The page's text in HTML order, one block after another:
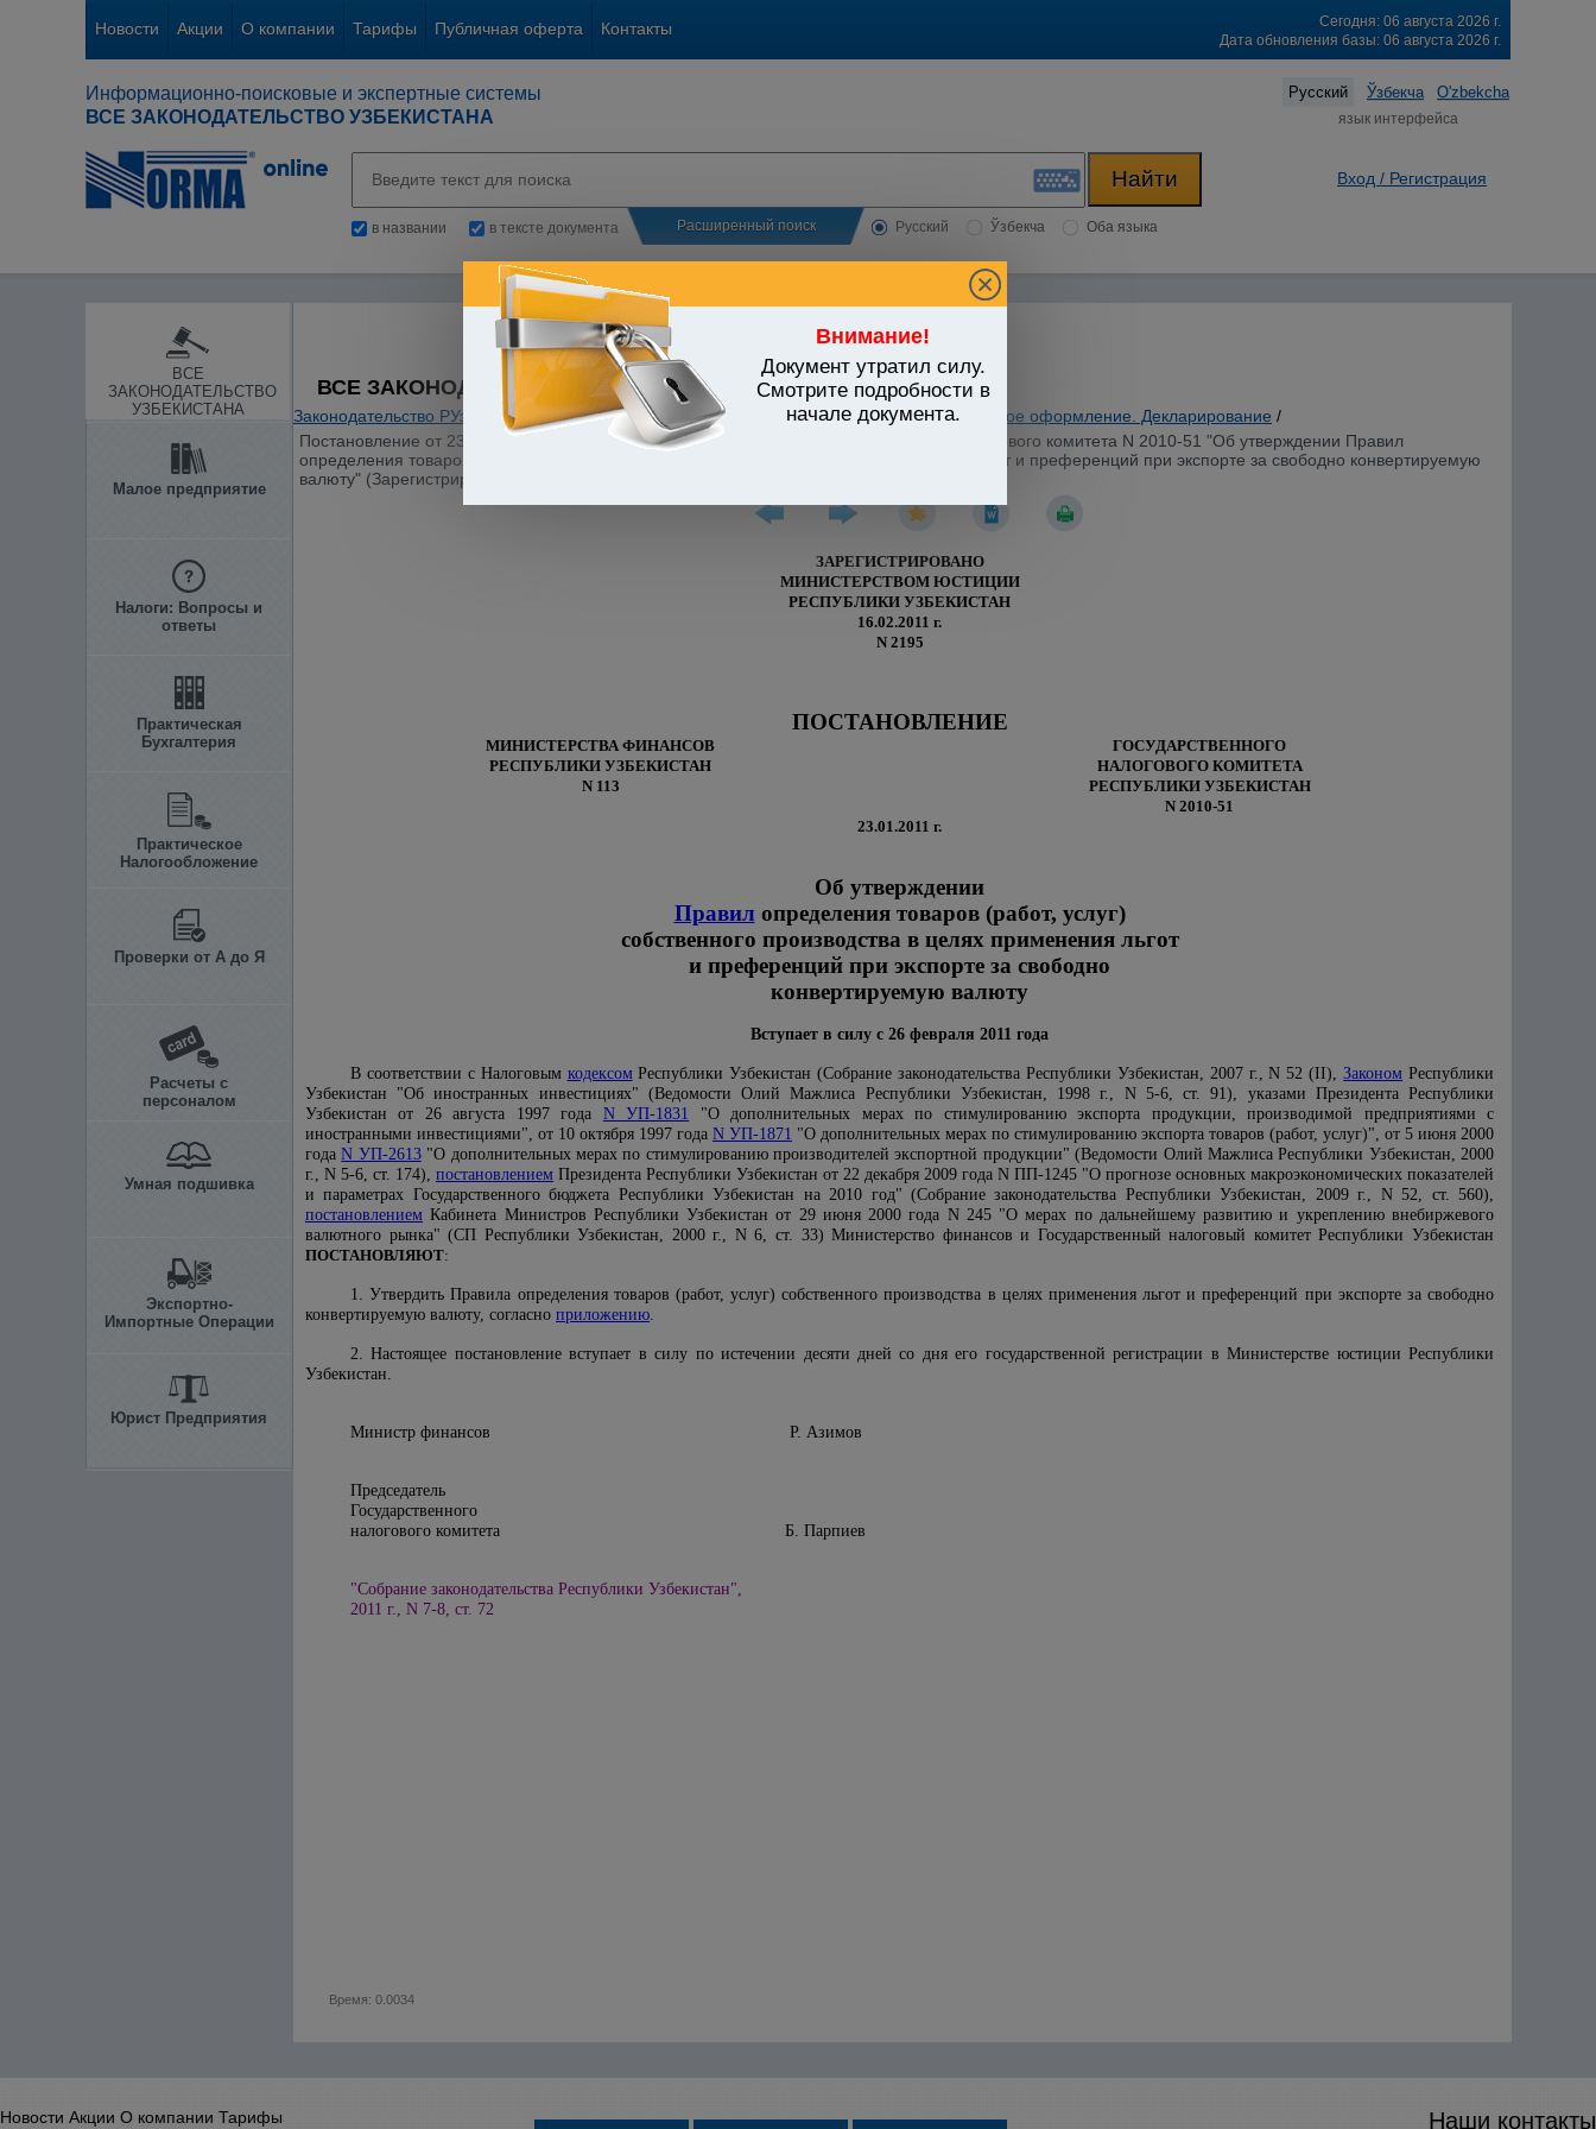
Новости Акции О компании Тарифы Публичная оферта Контакты
Сегодня: 06 августа 2026 г.
Дата обновления базы: 06 августа 2026 г.
Информационно-поисковые и экспертные системы
ВСЕ ЗАКОНОДАТЕЛЬСТВО УЗБЕКИСТАНА
Русский Ўзбекча O'zbekcha
язык интерфейса
в названии в тексте документа Расширенный поиск Русский Ўзбекча Оба языка
Вход / Регистрация
ВСЕ
ЗАКОНОДАТЕЛЬСТВО
УЗБЕКИСТАНА
Малое предприятие
Налоги: Вопросы и
ответы
Практическая
Бухгалтерия
Практическое
Налогообложение
Проверки от А до Я
Расчеты с
персоналом
Умная подшивка
Экспортно-
Импортные Операции
Юрист Предприятия
Внимание!
Документ утратил силу.
Смотрите подробности в
начале документа.
ВСЕ ЗАКОНОДАТЕЛЬСТВО УЗБЕКИСТАНА
Законодательство РУз Таможенное законодательство Утратившие силу акты / Таможенное оформление. Декларирование /
Постановление от 23.01.2011 г. Министерства финансов N 113 и Государственного налогового комитета N 2010-51 "Об утверждении Правил
определения товаров (работ, услуг) собственного производства в целях применения льгот и преференций при экспорте за свободно конвертируемую
валюту" (Зарегистрировано МЮ 16.02.2011 г. N 2195)
ЗАРЕГИСТРИРОВАНО
МИНИСТЕРСТВОМ ЮСТИЦИИ
РЕСПУБЛИКИ УЗБЕКИСТАН
16.02.2011 г.
N 2195
ПОСТАНОВЛЕНИЕ
МИНИСТЕРСТВА ФИНАНСОВ
РЕСПУБЛИКИ УЗБЕКИСТАН
N 113
ГОСУДАРСТВЕННОГО
НАЛОГОВОГО КОМИТЕТА
РЕСПУБЛИКИ УЗБЕКИСТАН
N 2010-51
23.01.2011 г.
Об утверждении
Правил определения товаров (работ, услуг)
собственного производства в целях применения льгот
и преференций при экспорте за свободно
конвертируемую валюту
Вступает в силу с 26 февраля 2011 года
В соответствии с Налоговым кодексомРеспублики Узбекистан (Собрание законодательства Республики Узбекистан, 2007 г., N 52 (II),Законом Республики
Узбекистан "Об иностранных инвестициях" (Ведомости Олий Мажлиса Республики Узбекистан, 1998 г., N 5-6, ст. 91), указами Президента Республики
Узбекистан от 26 августа 1997 года N УП-1831 "О дополнительных мерах по стимулированию экспорта продукции, производимой предприятиями с
иностранными инвестициями", от 10 октября 1997 года N УП-1871 "О дополнительных мерах по стимулированию экспорта товаров (работ, услуг)", от 5 июня 2000
годаN УП-2613"О дополнительных мерах по стимулированию производителей экспортной продукции" (Ведомости Олий Мажлиса Республики Узбекистан, 2000
г., N 5-6, ст. 174), постановлением Президента Республики Узбекистан от 22 декабря 2009 года N ПП-1245 "О прогнозе основных макроэкономических показателей
и параметрах Государственного бюджета Республики Узбекистан на 2010 год" (Собрание законодательства Республики Узбекистан, 2009 г., N 52, ст. 560),
постановлением Кабинета Министров Республики Узбекистан от 29 июня 2000 года N 245 "О мерах по дальнейшему развитию и укреплению внебиржевого
валютного рынка" (СП Республики Узбекистан, 2000 г., N 6, ст. 33) Министерство финансов и Государственный налоговый комитет Республики Узбекистан
ПОСТАНОВЛЯЮТ:
1. Утвердить Правила определения товаров (работ, услуг) собственного производства в целях применения льгот и преференций при экспорте за свободно
конвертируемую валюту, согласно приложению.
2. Настоящее постановление вступает в силу по истечении десяти дней со дня его государственной регистрации в Министерстве юстиции Республики
Узбекистан.
Министр финансов Р. Азимов
Председатель
Государственного
налогового комитета Б. Парпиев
"Собрание законодательства Республики Узбекистан",
2011 г., N 7-8, ст. 72
Время: 0.0034
Новости Акции О компании Тарифы Наши контакты